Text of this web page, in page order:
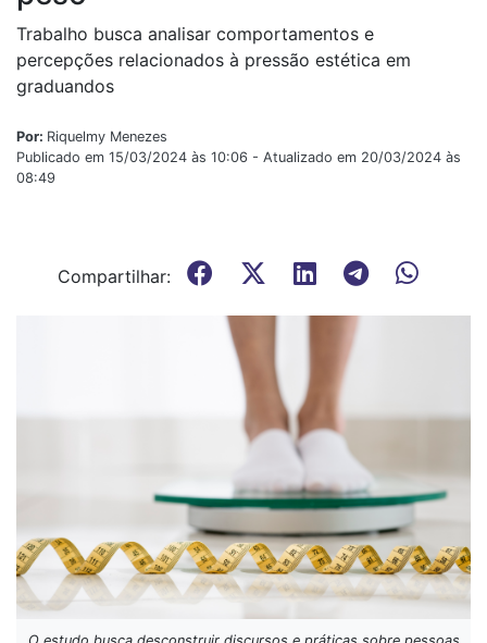
Trabalho busca analisar comportamentos e
percepções relacionados à pressão estética em
graduandos
Por: Riquelmy Menezes
Publicado em 15/03/2024 às 10:06 - Atualizado em 20/03/2024 às
08:49
Compartilhar: